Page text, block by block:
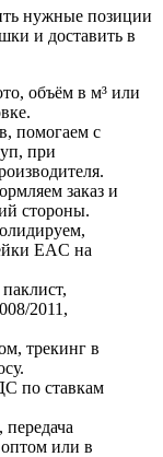
нужные позиции
и доставить в
объём в м³ или
помогаем с
при
заказ и
стороны.
EAC на
2011,
трекинг в
по ставкам
или в